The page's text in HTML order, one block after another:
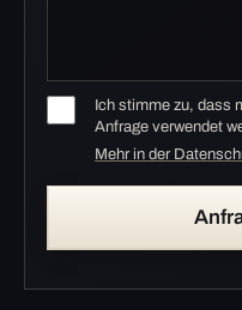
Ich stimme zu, dass
Anfrage verwendet
Mehr in der